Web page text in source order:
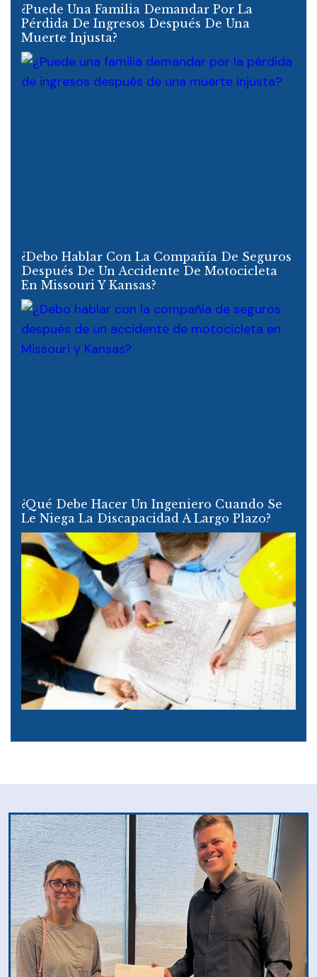
¿Puede Una Familia Demandar Por La
Pérdida De Ingresos Después De Una
Muerte Injusta?
¿Debo Hablar Con La Compañía De Seguros
Después De Un Accidente De Motocicleta
En Missouri Y Kansas?
¿Qué Debe Hacer Un Ingeniero Cuando Se
Le Niega La Discapacidad A Largo Plazo?